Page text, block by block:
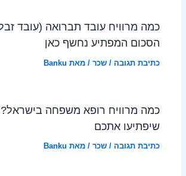
כמה מרוויח עובד תברואה (עובד
הסכום המפתיע נחשף כאן
כתיבת תגובה /שכר / מאת Banku
כמה מרוויח רופא משפחה
שיפתיעו אתכם
כתיבת תגובה /שכר / מאת Banku